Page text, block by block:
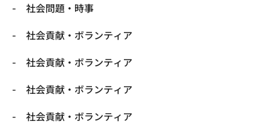
社会問題・時事
社会貢献・ボランティア
社会貢献・ボランティア
社会貢献・ボランティア
社会貢献・ボランティア